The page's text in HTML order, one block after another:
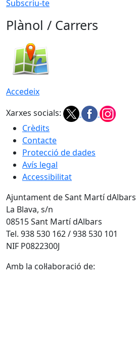
Subscriu-te
Plànol / Carrers
Accedeix
Xarxes socials:
Crèdits
Contacte
Protecció de dades
Avís legal
Accessibilitat
Ajuntament de Sant Martí dAlbars
La Blava, s/n
08515 Sant Martí dAlbars
Tel. 938 530 162 / 938 530 101
NIF P0822300J
Amb la col·laboració de: